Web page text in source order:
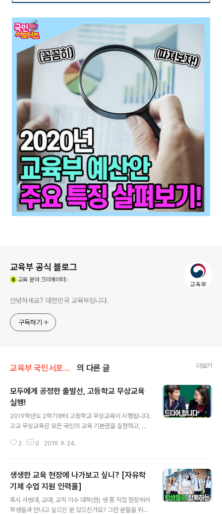
교육부 공식 블로그
교육분야 크리에이터
안녕하세요? 대한민국 교육부입니다.
구독하기
교육부 국민서포터즈 의 다른 글 더보기
모두에게 공정한 출발선, 고등학교 무상교육
실행!
2019학년도 2학기부터 고등학교 무상교육이 시행됩니다.
고교 무상교육은 모든 국민의 교육 기본권을 실현하고, 가
까지 공평한 교육기회를 보장하기 위한 것입니다. 모두에
의의가 있습니다. 당장 다가오는 2019년 2학기 고등학교
3학년을 시작으로 고등학교 무상교육이 시행됩니다. 수혜
자인 학부모와 학생의 입장에서 고교 무상교육 실행으로
인해 어떤 점이 바뀌고 또한 어떤 혜택을 누릴 수 있는지 자
2 0 2019. 9. 24.
생생한 교육 현장에 나가보고 싶니? [자유학
기제 수업 지원 인력풀]
혹시 사범대, 교대, 교직 이수 대학(원) 생 중 직접 현장에서
학생들과 만나고 싶으신 분 있으신가요? 그런 분들을 위해